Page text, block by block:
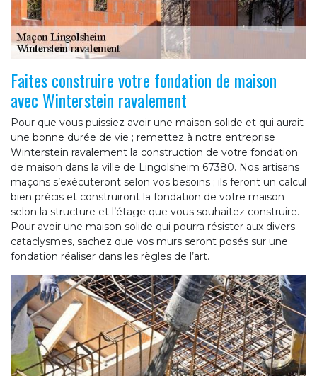
Faites construire votre fondation de maison
avec Winterstein ravalement
Pour que vous puissiez avoir une maison solide et qui aurait
une bonne durée de vie ; remettez à notre entreprise
Winterstein ravalement la construction de votre fondation
de maison dans la ville de Lingolsheim 67380. Nos artisans
maçons s’exécuteront selon vos besoins ; ils feront un calcul
bien précis et construiront la fondation de votre maison
selon la structure et l’étage que vous souhaitez construire.
Pour avoir une maison solide qui pourra résister aux divers
cataclysmes, sachez que vos murs seront posés sur une
fondation réaliser dans les règles de l’art.